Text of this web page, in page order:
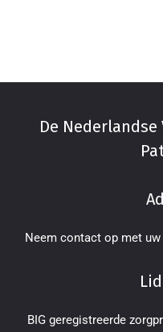
De
Neem contact op met
BIG geregistreerde